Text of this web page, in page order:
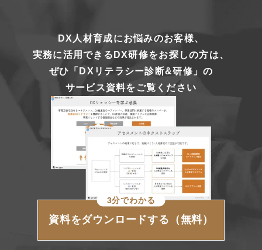
DX人材育成にお悩みのお客様、
実務に活用できるDX研修をお探しの方は、
ぜひ「DXリテラシー診断&研修」の
サービス資料をご覧ください
3分でわかる
資料をダウンロードする（無料）